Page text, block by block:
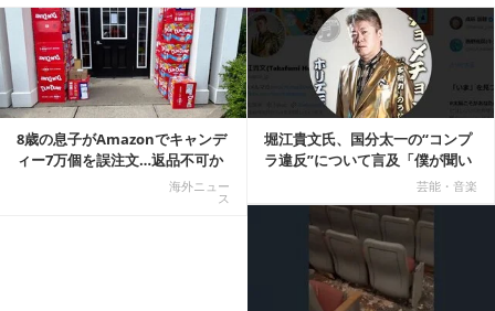
8歳の息子がAmazonでキャンデ
ィー7万個を誤注文…返品不可か
海外ニュー
ス
堀江貴文氏、国分太一の“コンプ
ラ違反”について言及「僕が聞い
芸能・音楽
記事を読む